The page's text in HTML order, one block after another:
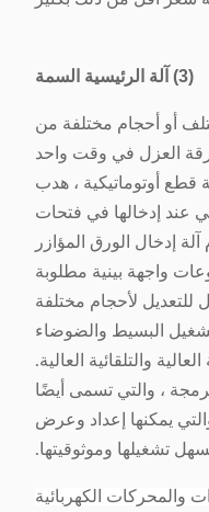
(3) آلة الرئيسية السمة
أو أحجام مختلفة من
ورقة العزل في وقت واحد
قطع أوتوماتيكية ، هدب
عند إدخالها في فتحات
إدخال الورق المؤازر
واجهة بينية مطلوبة
لأحجام مختلفة
البسيط والضوضاء
والتلقائية العالية.
، والتي تسمى أيضًا
يمكنها إعداد وعرض
تشغيلها وموثوقيتها.
والمحركات الكهربائية